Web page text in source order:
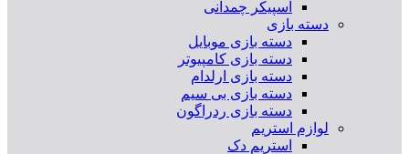
اسپیکر چمدانی
دسته بازی
دسته بازی موبایل
دسته بازی کامپیوتر
دسته بازی ارلدام
دسته بازی بی سیم
دسته بازی ردراگون
لوازم استریم
استریم دک